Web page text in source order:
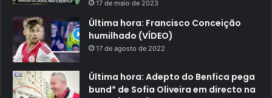
17 de maio de 2023
Última hora: Francisco Conceição
humilhado (VÍDEO)
17 de agosto de 2022
Última hora: Adepto do Benfica pega
bund* de Sofia Oliveira em directo na